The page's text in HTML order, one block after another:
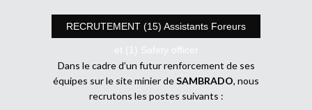
RECRUTEMENT (15) Assistants Foreurs
et (1) Safety officer
Dans le cadre d’un futur renforcement de ses
équipes sur le site minier deSAMBRADO, nous
recrutons les postes suivants :